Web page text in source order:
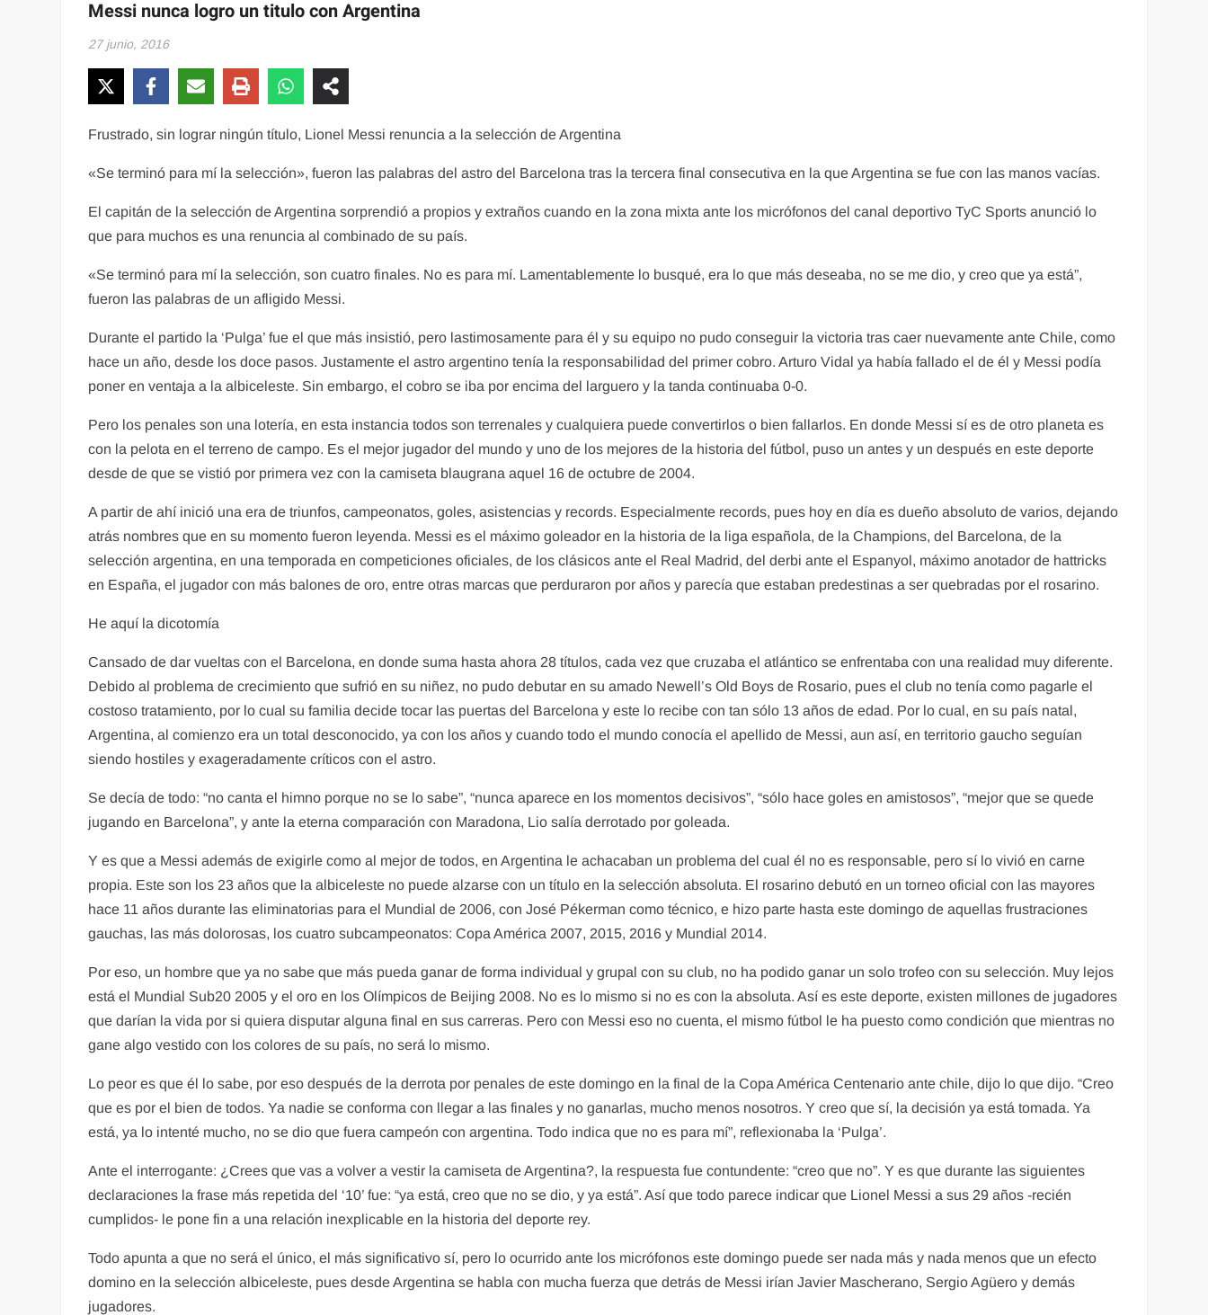
Messi nunca logro un titulo con Argentina
27 junio, 2016
Frustrado, sin lograr ningún título, Lionel Messi renuncia a la selección de Argentina
«Se terminó para mí la selección», fueron las palabras del astro del Barcelona tras la tercera final consecutiva en la que Argentina se fue con las manos vacías.
El capitán de la selección de Argentina sorprendió a propios y extraños cuando en la zona mixta ante los micrófonos del canal deportivo TyC Sports anunció lo
que para muchos es una renuncia al combinado de su país.
«Se terminó para mí la selección, son cuatro finales. No es para mí. Lamentablemente lo busqué, era lo que más deseaba, no se me dio, y creo que ya está”,
fueron las palabras de un afligido Messi.
Durante el partido la ‘Pulga’ fue el que más insistió, pero lastimosamente para él y su equipo no pudo conseguir la victoria tras caer nuevamente ante Chile, como
hace un año, desde los doce pasos. Justamente el astro argentino tenía la responsabilidad del primer cobro. Arturo Vidal ya había fallado el de él y Messi podía
poner en ventaja a la albiceleste. Sin embargo, el cobro se iba por encima del larguero y la tanda continuaba 0-0.
Pero los penales son una lotería, en esta instancia todos son terrenales y cualquiera puede convertirlos o bien fallarlos. En donde Messi sí es de otro planeta es
con la pelota en el terreno de campo. Es el mejor jugador del mundo y uno de los mejores de la historia del fútbol, puso un antes y un después en este deporte
desde de que se vistió por primera vez con la camiseta blaugrana aquel 16 de octubre de 2004.
A partir de ahí inició una era de triunfos, campeonatos, goles, asistencias y records. Especialmente records, pues hoy en día es dueño absoluto de varios, dejando
atrás nombres que en su momento fueron leyenda. Messi es el máximo goleador en la historia de la liga española, de la Champions, del Barcelona, de la
selección argentina, en una temporada en competiciones oficiales, de los clásicos ante el Real Madrid, del derbi ante el Espanyol, máximo anotador de hattricks
en España, el jugador con más balones de oro, entre otras marcas que perduraron por años y parecía que estaban predestinas a ser quebradas por el rosarino.
He aquí la dicotomía
Cansado de dar vueltas con el Barcelona, en donde suma hasta ahora 28 títulos, cada vez que cruzaba el atlántico se enfrentaba con una realidad muy diferente.
Debido al problema de crecimiento que sufrió en su niñez, no pudo debutar en su amado Newell’s Old Boys de Rosario, pues el club no tenía como pagarle el
costoso tratamiento, por lo cual su familia decide tocar las puertas del Barcelona y este lo recibe con tan sólo 13 años de edad. Por lo cual, en su país natal,
Argentina, al comienzo era un total desconocido, ya con los años y cuando todo el mundo conocía el apellido de Messi, aun así, en territorio gaucho seguían
siendo hostiles y exageradamente críticos con el astro.
Se decía de todo: “no canta el himno porque no se lo sabe”, “nunca aparece en los momentos decisivos”, “sólo hace goles en amistosos”, “mejor que se quede
jugando en Barcelona”, y ante la eterna comparación con Maradona, Lio salía derrotado por goleada.
Y es que a Messi además de exigirle como al mejor de todos, en Argentina le achacaban un problema del cual él no es responsable, pero sí lo vivió en carne
propia. Este son los 23 años que la albiceleste no puede alzarse con un título en la selección absoluta. El rosarino debutó en un torneo oficial con las mayores
hace 11 años durante las eliminatorias para el Mundial de 2006, con José Pékerman como técnico, e hizo parte hasta este domingo de aquellas frustraciones
gauchas, las más dolorosas, los cuatro subcampeonatos: Copa América 2007, 2015, 2016 y Mundial 2014.
Por eso, un hombre que ya no sabe que más pueda ganar de forma individual y grupal con su club, no ha podido ganar un solo trofeo con su selección. Muy lejos
está el Mundial Sub20 2005 y el oro en los Olímpicos de Beijing 2008. No es lo mismo si no es con la absoluta. Así es este deporte, existen millones de jugadores
que darían la vida por si quiera disputar alguna final en sus carreras. Pero con Messi eso no cuenta, el mismo fútbol le ha puesto como condición que mientras no
gane algo vestido con los colores de su país, no será lo mismo.
Lo peor es que él lo sabe, por eso después de la derrota por penales de este domingo en la final de la Copa América Centenario ante chile, dijo lo que dijo. “Creo
que es por el bien de todos. Ya nadie se conforma con llegar a las finales y no ganarlas, mucho menos nosotros. Y creo que sí, la decisión ya está tomada. Ya
está, ya lo intenté mucho, no se dio que fuera campeón con argentina. Todo indica que no es para mí”, reflexionaba la ‘Pulga’.
Ante el interrogante: ¿Crees que vas a volver a vestir la camiseta de Argentina?, la respuesta fue contundente: “creo que no”. Y es que durante las siguientes
declaraciones la frase más repetida del ‘10’ fue: “ya está, creo que no se dio, y ya está”. Así que todo parece indicar que Lionel Messi a sus 29 años -recién
cumplidos- le pone fin a una relación inexplicable en la historia del deporte rey.
Todo apunta a que no será el único, el más significativo sí, pero lo ocurrido ante los micrófonos este domingo puede ser nada más y nada menos que un efecto
domino en la selección albiceleste, pues desde Argentina se habla con mucha fuerza que detrás de Messi irían Javier Mascherano, Sergio Agüero y demás
jugadores.